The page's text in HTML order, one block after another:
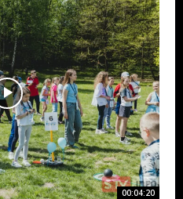
00:04:20